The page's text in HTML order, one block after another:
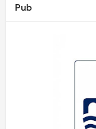
Pub